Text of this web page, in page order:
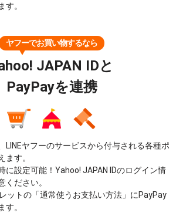
す。
ヤフーでお買い物するなら
JAPAN IDと
PayPayを連携
LINEヤフーのサービスから付与される各種ポ
ます。
に設定可能！Yahoo! JAPAN IDのログイン情
ください。
ットの「通常使うお支払い方法」にPayPay
す。